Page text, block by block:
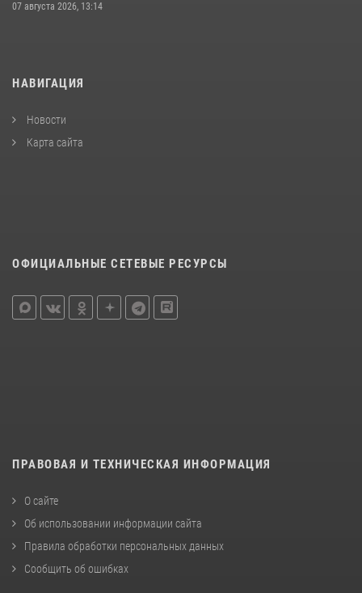
07 августа 2026, 13:14
НАВИГАЦИЯ
Новости
Карта сайта
ОФИЦИАЛЬНЫЕ СЕТЕВЫЕ РЕСУРСЫ
ПРАВОВАЯ И ТЕХНИЧЕСКАЯ ИНФОРМАЦИЯ
О сайте
Об использовании информации сайта
Правила обработки персональных данных
Сообщить об ошибках